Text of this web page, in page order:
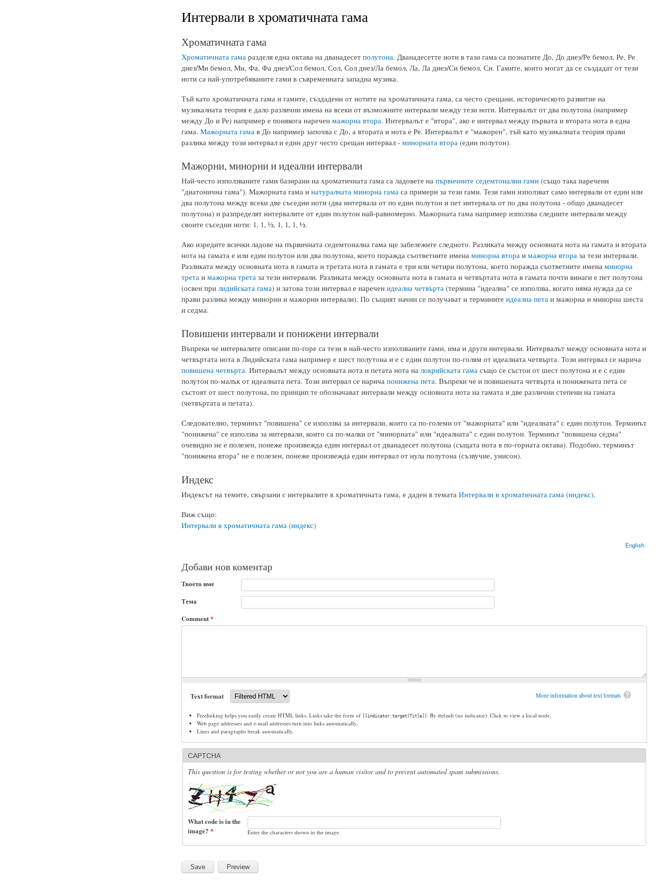
Интервали в хроматичната гама
Хроматичната гама
Хроматичната гама разделя една октава на дванадесет полутона. Дванадесетте ноти в тази гама са познатите До, До диез/Ре бемол, Ре, Ре
диез/Ми бемол, Ми, Фа, Фа диез/Сол бемол, Сол, Сол диез/Ла бемол, Ла, Ла диез/Си бемол, Си. Гамите, които могат да се създадат от тези
ноти са най-употребяваните гами в съвременната западна музика.
Тъй като хроматичната гама и гамите, създадени от нотите на хроматичната гама, са често срещани, историческото развитие на
музикалната теория е дало различни имена на всеки от възможните интервали между тези ноти. Интервалът от два полутона (например
между До и Ре) например е понякога наречен мажорна втора. Интервалът е "втора", ако е интервал между първата и втората нота в една
гама. Мажорната гама в До например започва с До, а втората и нота е Ре. Интервалът е "мажорен", тъй като музикалната теория прави
разлика между този интервал и един друг често срещан интервал - минорната втора (един полутон).
Мажорни, минорни и идеални интервали
Най-често използваните гами базирани на хроматичната гама са ладовете на първичните седемтонални гами(също така наречени
"диатонична гама"). Мажорната гама и натуралната минорна гама са примери за тези гами. Тези гами използват само интервали от един или
два полутона между всеки две съседни ноти (два интервала от по един полутон и пет интервала от по два полутона - общо дванадесет
полутона) и разпределят интервалите от един полутон най-равномерно. Мажорната гама например използва следните интервали между
своите съседни ноти: 1, 1, ½, 1, 1, 1, ½.
Ако изредите всички ладове на първичната седемтонална гама ще забележите следното. Разликата между основната нота на гамата и втората
нота на гамата е или един полутон или два полутона, което поражда съответните имена минорна втора и мажорна втора за тези интервали.
Разликата между основната нота в гамата и третата нота в гамата е три или четири полутона, което поражда съответните имена минорна
трета и мажорна трета за тези интервали. Разликата между основната нота в гамата и четвъртата нота в гамата почти винаги е пет полутона
(освен при лидийската гама) и затова този интервал е наречен идеална четвърта (термина "идеална" се използва, когато няма нужда да се
прави разлика между минорни и мажорни интервали). По същият начин се получават и термините идеална пета и мажорна и минорна шеста
и седма.
Повишени интервали и понижени интервали
Въпреки че интервалите описани по-горе са тези в най-често използваните гами, има и други интервали. Интервалът между основната нота и
четвъртата нота в Лидийската гама например е шест полутона и е с един полутон по-голям от идеалната четвърта. Този интервал се нарича
повишена четвърта. Интервалът между основната нота и петата нота на локрийската гамасъщо се състои от шест полутона и е с един
полутон по-малък от идеалната пета. Този интервал се нарича понижена пета. Въпреки че и повишената четвърта и понижената пета се
състоят от шест полутона, по принцип те обозначават интервали между основната нота на гамата и две различни степени на гамата
(четвъртата и петата).
Следователно, терминът "повишена" се използва за интервали, които са по-големи от "мажорната" или "идеалната" с един полутон. Терминът
"понижена" се използва за интервали, които са по-малки от "минорната" или "идеалната" с един полутон. Терминът "повишена седма"
очевидно не е полезен, понеже произвежда един интервал от дванадесет полутона (същата нота в по-горната октава). Подобно, терминът
"понижена втора" не е полезен, понеже произвежда един интервал от нула полутона (съзвучие, унисон).
Индекс
Индексът на темите, свързани с интервалите в хроматичната гама, е даден в темата Интервали в хроматичната гама (индекс).
Виж също:
Интервали в хроматичната гама (индекс)
English
Добави нов коментар
Твоето име
Тема
Comment*
More information about text formats
Text format
Freelinking helps you easily create HTML links. Links take the form of [[indicator:target|Title]]
. By default (no indicator): Click to view a local node.
Web page addresses and e-mail addresses turn into links automatically.
Lines and paragraphs break automatically.
CAPTCHA
This question is for testing whether or not you are a human visitor and to prevent automated spam submissions.
What code is in the
image? * Enter the characters shown in the image.